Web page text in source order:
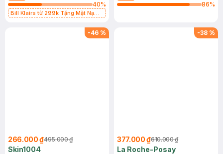
40%
Bill Klairs từ 299k Tặng Mặt Nạ
86%
-46 %
266.000 ₫495.000 ₫
Skin1004
-38 %
377.000 ₫610.000 ₫
La Roche-Posay